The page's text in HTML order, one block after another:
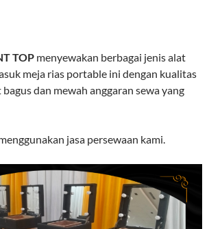
TOP menyewakan berbagai jenis alat
meja rias portable ini dengan kualitas
dan mewah anggaran sewa yang
jasa persewaan kami.